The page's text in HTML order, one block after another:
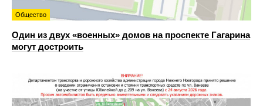
Общество
Один из двух «военных» домов на проспекте Гагарина
могут достроить